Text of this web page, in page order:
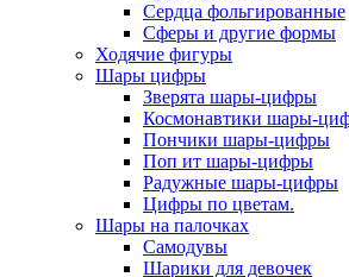
Сердца фольгированные
Сферы и другие формы
Ходячие фигуры
Шары цифры
Зверята шары-цифры
Космонавтики шары-
Пончики шары-цифры
Поп ит шары-цифры
Радужные шары-цифры
Цифры по цветам.
Шары на палочках
Самодувы
Шарики для девочек